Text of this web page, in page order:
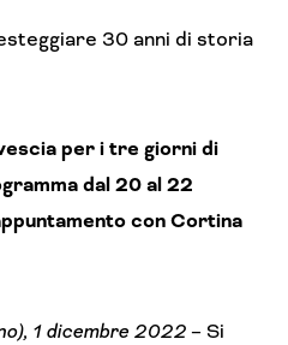
30 anni di storia
per i tre giorni di
dal 20 al 22
con Cortina
1 dicembre 2022– Si